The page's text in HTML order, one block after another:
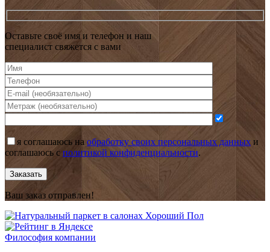
Оставьте своё имя и телефон и наш
специалист свяжется с вами
я соглашаюсь на обработку своих персональных данных и
соглашаюсь с политикой конфиденциальности.
Заказать
Ваш заказ отправлен!
Философия компании